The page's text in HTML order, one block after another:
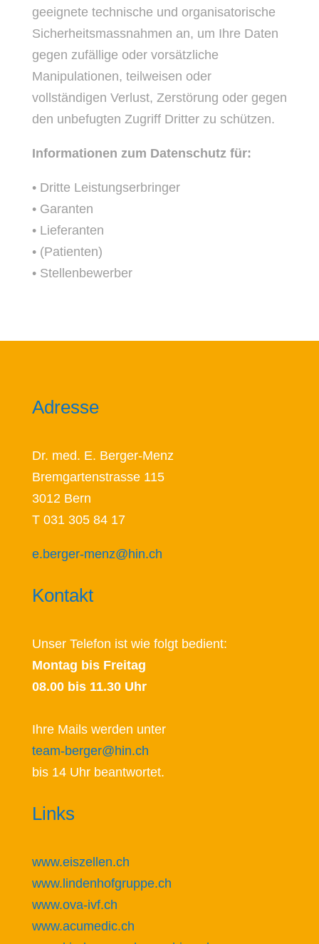
geeignete technische und organisatorische
Sicherheitsmassnahmen an, um Ihre Daten
gegen zufällige oder vorsätzliche
Manipulationen, teilweisen oder
vollständigen Verlust, Zerstörung oder gegen
den unbefugten Zugriff Dritter zu schützen.
Informationen zum Datenschutz für:
• Dritte Leistungserbringer
• Garanten
• Lieferanten
• (Patienten)
• Stellenbewerber
Adresse
Dr. med. E. Berger-Menz
Bremgartenstrasse 115
3012 Bern
T 031 305 84 17
e.berger-menz@hin.ch
Kontakt
Unser Telefon ist wie folgt bedient:
Montag bis Freitag
08.00 bis 11.30 Uhr
Ihre Mails werden unter
team-berger@hin.ch
bis 14 Uhr beantwortet.
Links
www.eiszellen.ch
www.lindenhofgruppe.ch
www.ova-ivf.ch
www.acumedic.ch